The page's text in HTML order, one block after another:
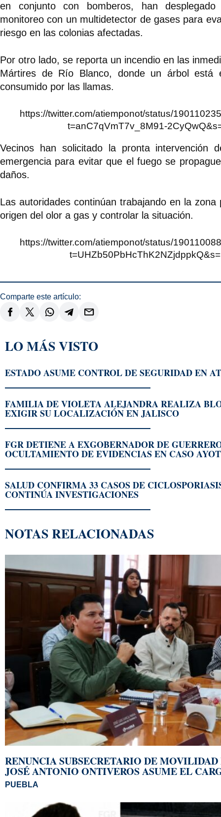
en conjunto con bomberos, han
monitoreo con un multidetector de gases para
riesgo en las colonias afectadas.
Por otro lado, se reporta un incendio en las
Mártires de Río Blanco, donde un árbol está
consumido por las llamas.
https://twitter.com/atiemponot/status/
t=anC7qVmT7v_8M91-
Vecinos han solicitado la pronta intervención
emergencia para evitar que el fuego se
daños.
Las autoridades continúan trabajando en la zona
origen del olor a gas y controlar la situación.
https://twitter.com/atiemponot/status/
Comparte este artículo:
LO MÁS VISTO
ESTADO ASUME CONTROL DE SEGURIDAD EN
FAMILIA DE VIOLETA ALEJANDRA REALIZA
EXIGIR SU LOCALIZACIÓN EN JALISCO
FGR DETIENE A EXGOBERNADOR DE
OCULTAMIENTO DE EVIDENCIAS EN CASO
SALUD CONFIRMA 33 CASOS DE
CONTINÚA INVESTIGACIONES
NOTAS RELACIONADAS
RENUNCIA SUBSECRETARIO DE
JOSÉ ANTONIO ONTIVEROS ASUME EL
PUEBLA